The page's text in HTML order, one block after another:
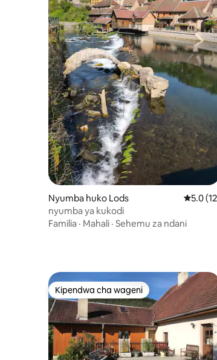
Nyumba huko Lods
5.0
nyumba ya kukodi
Familia · Mahali · Sehemu za ndani
Kipendwa cha wageni
Kipendwa cha wageni